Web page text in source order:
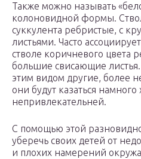
Также можно называть
колоновидной формы.
суккулента ребристые, с
листьями. Часто
стволе коричневого цвета
большие свисающие
этим видом другие, более
они будут казаться намного
непривлекательней.
С помощью этой
уберечь своих детей от
и плохих намерений